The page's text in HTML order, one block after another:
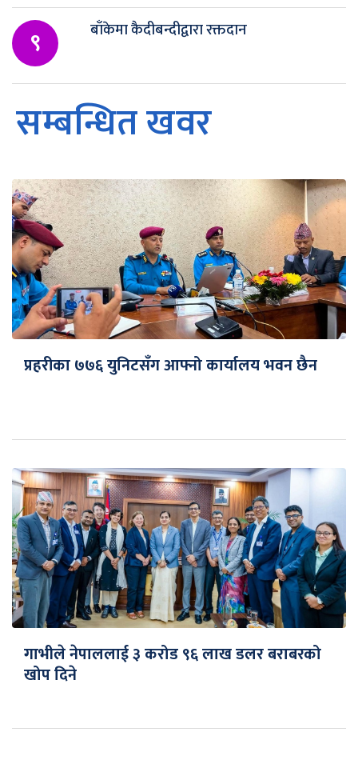
९ बाँकेमा कैदीबन्दीद्वारा रक्तदान
सम्बन्धित खवर
प्रहरीका ७७६ युनिटसँग आफ्नो कार्यालय भवन छैन
गाभीले नेपाललाई ३ करोड ९६ लाख डलर बराबरको
खोप दिने